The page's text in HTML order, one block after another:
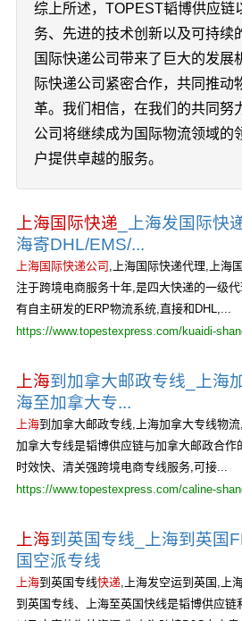
综上所述，TOPEST韬博供应链
务、先进的技术创新以及可持续
国际快递公司带来了巨大的发展
际快递公司紧密合作，共同推动
革。我们相信，在我们的共同努
公司将继续成为国际物流领域的
户提供卓越的服务。
上海国际快递 _上海发国际快
海寄DHL/EMS/...
上海国际快递公司 ,上海国际快递代理,上海
注于跨境电商服务十年,是四大快递的一级
有自主研发的ERP物流系统,直接和DHL,...
https://www.topestexpress.com/kuaidi-
上海到加拿大邮政专线_上海
海至加拿大专...
上海到加拿大邮政专线,上海加拿大专线物
加拿大专线是韬博供应链与加拿大邮政合作
时效快、清关强跨境电商专线服务,可接...
https://www.topestexpress.com/caline-
上海到英国专线_上海到英国
国空派专线
上海到英国专线快递,上海发空运到英国,上
到英国专线、上海至英国快线是韬博供应